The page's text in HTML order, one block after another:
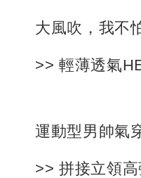
大風吹，我不
>> 輕薄透氣
運動型男帥氣
>> 拼接立領